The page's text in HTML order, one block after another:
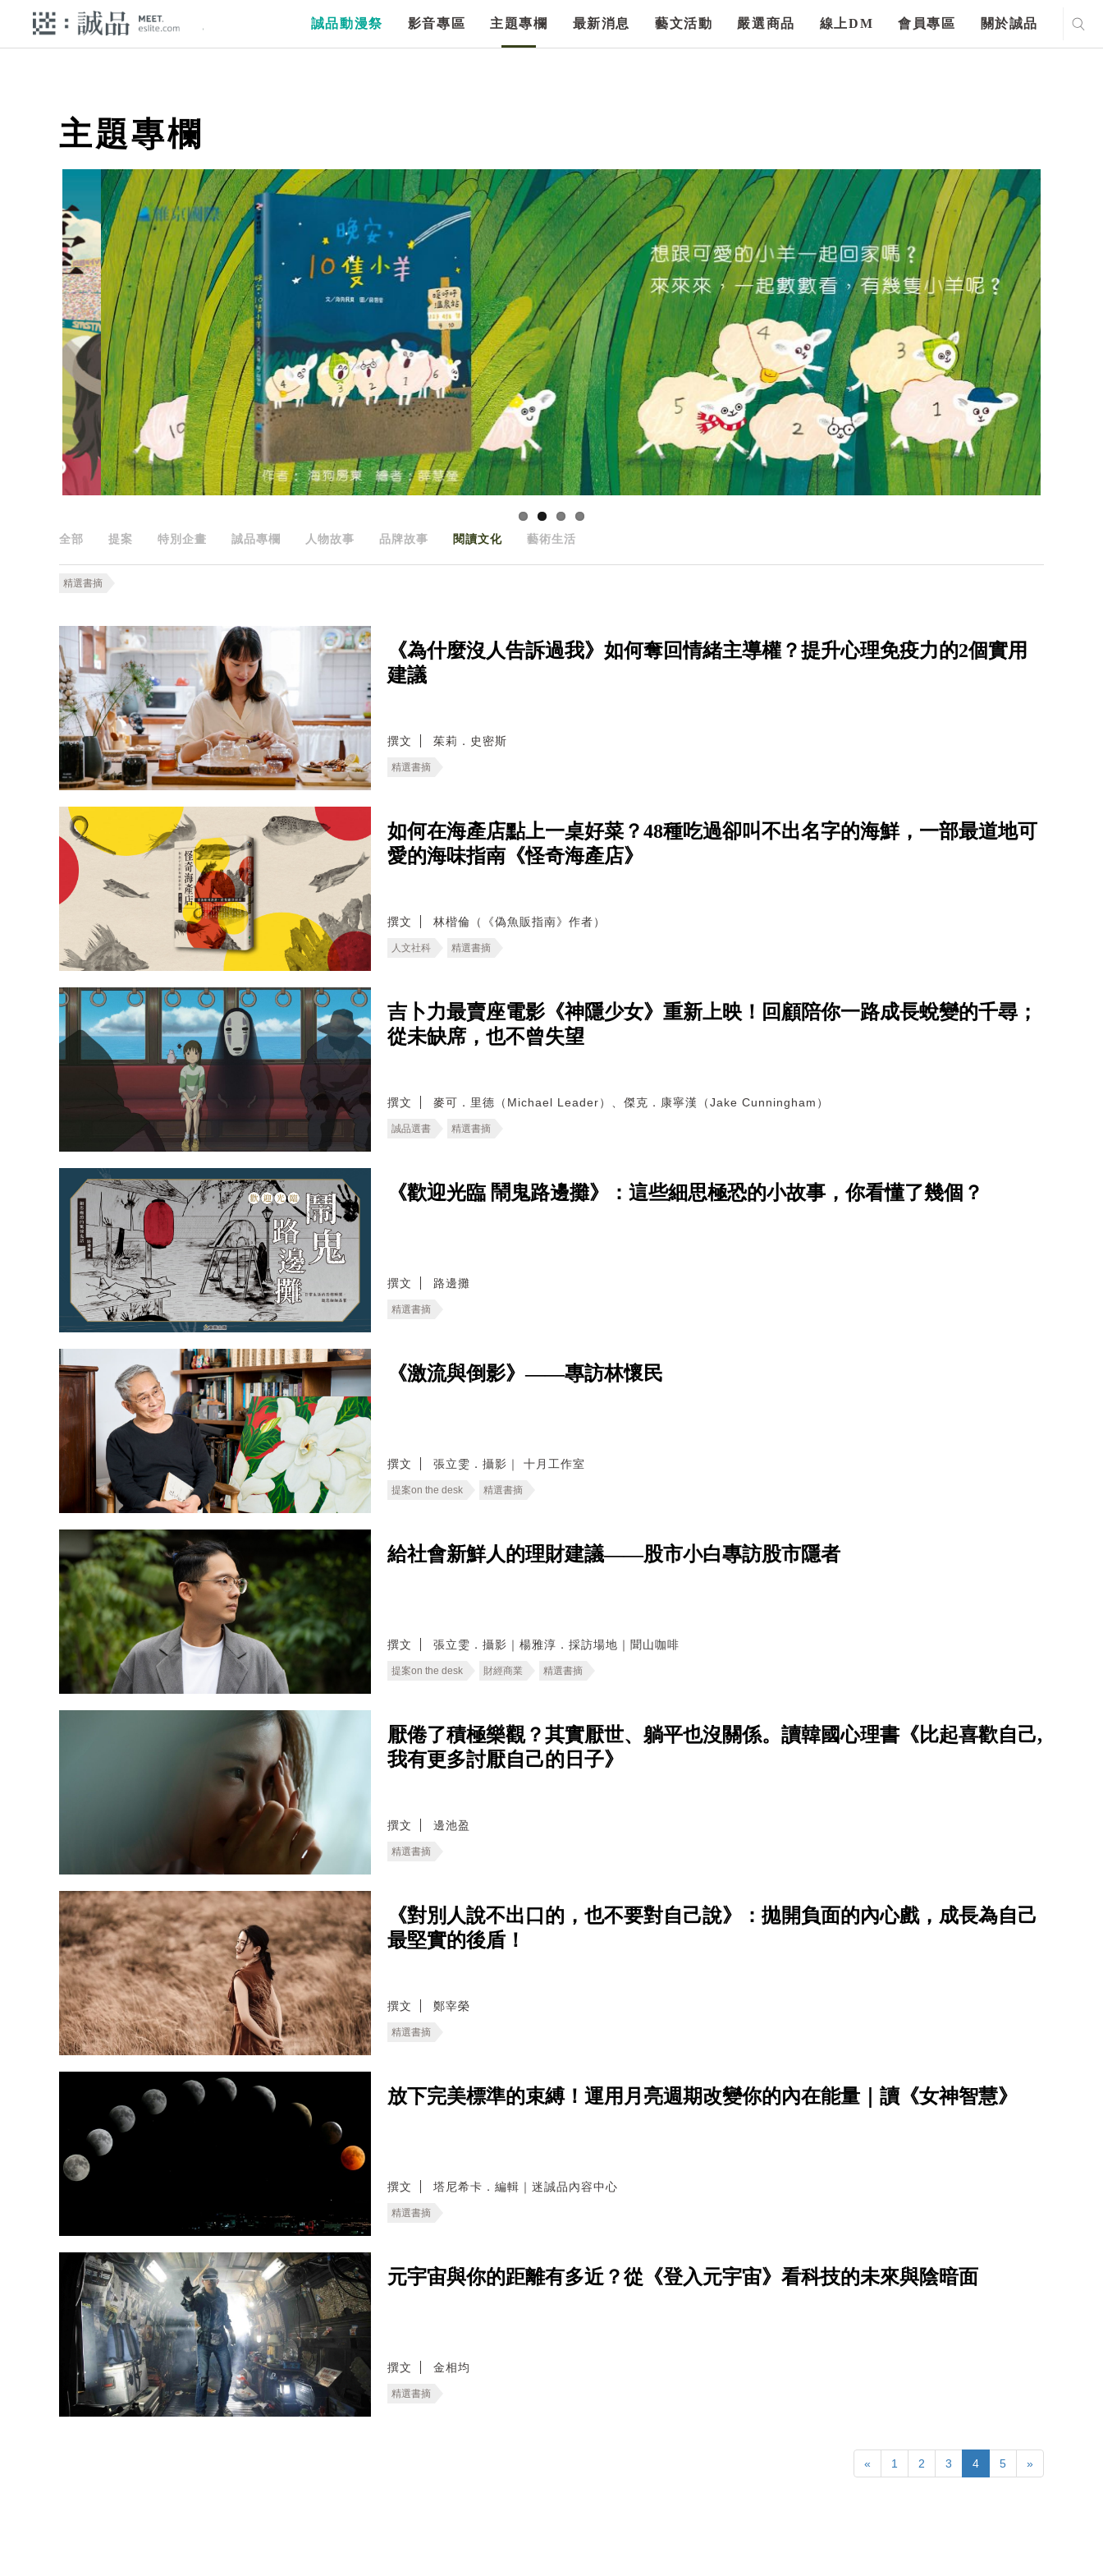
誠品動漫祭 影音專區 主題專欄 最新消息 藝文活動 嚴選商品 線上DM 會員專區 關於誠品
主題專欄
全部 提案 特別企畫 誠品專欄 人物故事 品牌故事 閱讀文化 藝術生活
精選書摘
《為什麼沒人告訴過我》如何奪回情緒主導權？提升心理免疫力的2個實用
建議
撰文 茱莉．史密斯
精選書摘
如何在海產店點上一桌好菜？48種吃過卻叫不出名字的海鮮，一部最道地可
愛的海味指南《怪奇海產店》
撰文 林楷倫（《偽魚販指南》作者）
人文社科 精選書摘
吉卜力最賣座電影《神隱少女》重新上映！回顧陪你一路成長蛻變的千尋；
從未缺席，也不曾失望
撰文 麥可．里德（Michael Leader）、傑克．康寧漢（Jake Cunningham）
誠品選書 精選書摘
《歡迎光臨 鬧鬼路邊攤》：這些細思極恐的小故事，你看懂了幾個？
撰文 路邊攤
精選書摘
《激流與倒影》——專訪林懷民
撰文 張立雯．攝影｜ 十月工作室
提案on the desk 精選書摘
給社會新鮮人的理財建議——股市小白專訪股市隱者
撰文 張立雯．攝影｜楊雅淳．採訪場地｜聞山咖啡
提案on the desk 財經商業 精選書摘
厭倦了積極樂觀？其實厭世、躺平也沒關係。讀韓國心理書《比起喜歡自己,
我有更多討厭自己的日子》
撰文 邊池盈
精選書摘
《對別人說不出口的，也不要對自己說》：拋開負面的內心戲，成長為自己
最堅實的後盾！
撰文 鄭宰榮
精選書摘
放下完美標準的束縛！運用月亮週期改變你的內在能量｜讀《女神智慧》
撰文 塔尼希卡．編輯｜迷誠品內容中心
精選書摘
元宇宙與你的距離有多近？從《登入元宇宙》看科技的未來與陰暗面
撰文 金相均
精選書摘
« 1 2 3 4 5 »